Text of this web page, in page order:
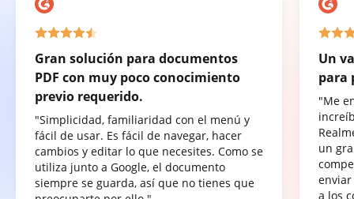
Gran solución para documentos
PDF con muy poco conocimiento
previo requerido.
"Simplicidad, familiaridad con el menú y
fácil de usar. Es fácil de navegar, hacer
cambios y editar lo que necesites. Como se
utiliza junto a Google, el documento
siempre se guarda, así que no tienes que
Un
para
"Me
un
a los